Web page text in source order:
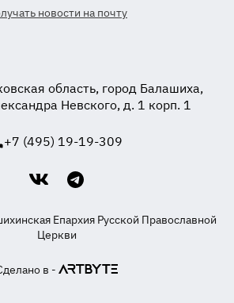
новости на почту
область, город Балашиха,
Невского, д. 1 корп. 1
+7 (495) 19-19-309
Епархия Русской Православной
Церкви
в -